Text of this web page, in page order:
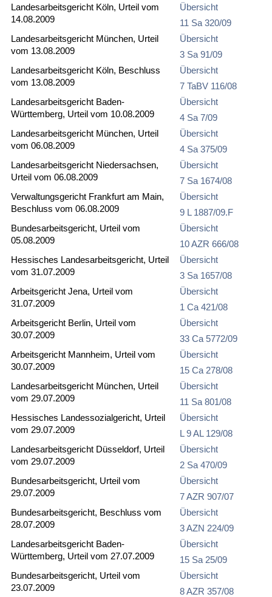
Landesarbeitsgericht Köln, Urteil vom
14.08.2009
Übersicht
11 Sa 320/09
Landesarbeitsgericht München, Urteil
vom 13.08.2009
Übersicht
3 Sa 91/09
Landesarbeitsgericht Köln, Beschluss
vom 13.08.2009
Übersicht
7 TaBV 116/08
Landesarbeitsgericht Baden-
Württemberg, Urteil vom 10.08.2009
Übersicht
4 Sa 7/09
Landesarbeitsgericht München, Urteil
vom 06.08.2009
Übersicht
4 Sa 375/09
Landesarbeitsgericht Niedersachsen,
Urteil vom 06.08.2009
Übersicht
7 Sa 1674/08
Verwaltungsgericht Frankfurt am Main,
Beschluss vom 06.08.2009
Übersicht
9 L 1887/09.F
Bundesarbeitsgericht, Urteil vom
05.08.2009
Übersicht
10 AZR 666/08
Hessisches Landesarbeitsgericht, Urteil
vom 31.07.2009
Übersicht
3 Sa 1657/08
Arbeitsgericht Jena, Urteil vom
31.07.2009
Übersicht
1 Ca 421/08
Arbeitsgericht Berlin, Urteil vom
30.07.2009
Übersicht
33 Ca 5772/09
Arbeitsgericht Mannheim, Urteil vom
30.07.2009
Übersicht
15 Ca 278/08
Landesarbeitsgericht München, Urteil
vom 29.07.2009
Übersicht
11 Sa 801/08
Hessisches Landessozialgericht, Urteil
vom 29.07.2009
Übersicht
L 9 AL 129/08
Landesarbeitsgericht Düsseldorf, Urteil
vom 29.07.2009
Übersicht
2 Sa 470/09
Bundesarbeitsgericht, Urteil vom
29.07.2009
Übersicht
7 AZR 907/07
Bundesarbeitsgericht, Beschluss vom
28.07.2009
Übersicht
3 AZN 224/09
Landesarbeitsgericht Baden-
Württemberg, Urteil vom 27.07.2009
Übersicht
15 Sa 25/09
Bundesarbeitsgericht, Urteil vom
23.07.2009
Übersicht
8 AZR 357/08